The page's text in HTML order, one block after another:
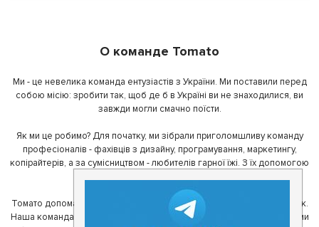
О команде Tomato
Ми - це невелика команда ентузіастів з України. Ми поставили перед
собою місію: зробити так, щоб де б в Україні ви не знаходилися, ви
завжди могли смачно поїсти.
Як ми це робимо? Для початку, ми зібрали приголомшливу команду
професіоналів - фахівців з дизайну, програмування, маркетингу,
копірайтерів, а за сумісництвом - любителів гарної їжі. З їх допомогою
Томато допомагає своїм користувачам знайти цікаві місця неподалік.
Наша команда регулярно зв'язується з ресторанами - таким чином ми